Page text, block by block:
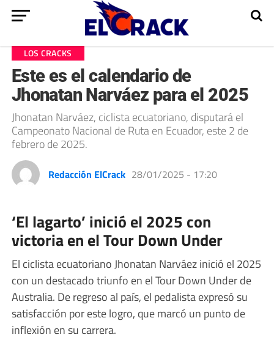
LOS CRACKS
Este es el calendario de
Jhonatan Narváez para el 2025
Jhonatan Narváez, ciclista ecuatoriano, disputará el
Campeonato Nacional de Ruta en Ecuador, este 2 de
febrero de 2025.
Redacción ElCrack 28/01/2025 - 17:20
‘El lagarto’ inició el 2025 con
victoria en el Tour Down Under
El ciclista ecuatoriano Jhonatan Narváez inició el 2025
con un destacado triunfo en el Tour Down Under de
Australia. De regreso al país, el pedalista expresó su
satisfacción por este logro, que marcó un punto de
inflexión en su carrera.